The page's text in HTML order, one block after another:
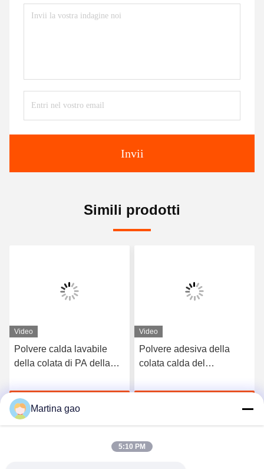
Invii
Simili prodotti
Video
Polvere calda lavabile
della colata di PA della
stampa del trasferimento
di caloreChatta Adesso
Video
Polvere adesiva della
colata calda del
nero di DTF per stampa
Martina gao
5:10 PM